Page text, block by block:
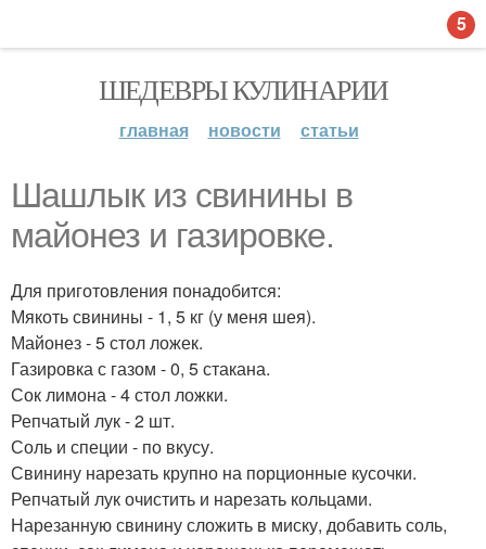
ШЕДЕВРЫ КУЛИНАРИИ
главная новости статьи
Шашлык из свинины в
майонез и газировке.
Для приготовления понадобится:
Мякоть свинины - 1, 5 кг (у меня шея).
Майонез - 5 стол ложек.
Газировка с газом - 0, 5 стакана.
Сок лимона - 4 стол ложки.
Репчатый лук - 2 шт.
Соль и специи - по вкусу.
Свинину нарезать крупно на порционные кусочки.
Репчатый лук очистить и нарезать кольцами.
Нарезанную свинину сложить в миску, добавить соль,
5